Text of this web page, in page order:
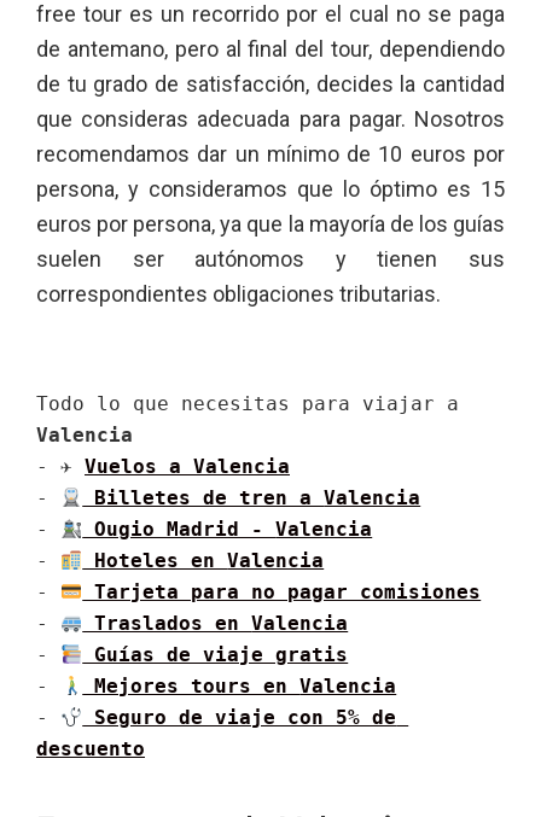
free tour es un recorrido por el cual no se paga
de antemano, pero al final del tour, dependiendo
de tu grado de satisfacción, decides la cantidad
que consideras adecuada para pagar. Nosotros
recomendamos dar un mínimo de 10 euros por
persona, y consideramos que lo óptimo es 15
euros por persona, ya que la mayoría de los guías
suelen ser autónomos y tienen sus
correspondientes obligaciones tributarias.
Valencia
- ✈ Vuelos a Valencia
-
Billetes de tren a Valencia
-
Ougio Madrid - Valencia
-
Hoteles en Valencia
-
Tarjeta para no pagar comisiones
-
Traslados en Valencia
-
Guías de viaje gratis
-
Mejores tours en Valencia
-
Seguro de viaje con 5% de
descuento